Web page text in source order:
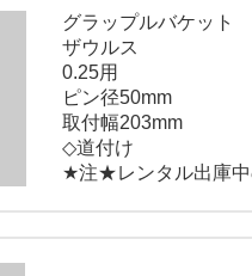
グラップルバケット
ザウルス
0.25用
ピン径50mm
取付幅203mm
◇道付け
★注★レンタル出庫中